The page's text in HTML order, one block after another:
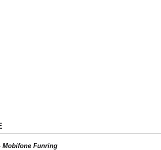
Mobifone Funring